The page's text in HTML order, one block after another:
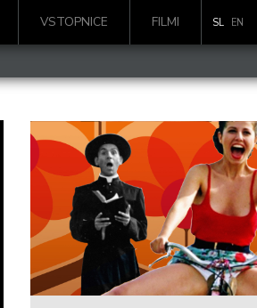
VSTOPNICE FILMI SL EN